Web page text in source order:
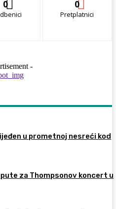
0 0
Pretplatnici
-
u prometnoj nesreći kod
za Thompsonov koncert u